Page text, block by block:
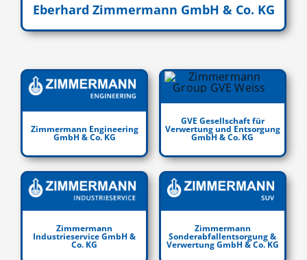
Eberhard Zimmermann GmbH & Co. KG
Zimmermann Engineering
GmbH & Co. KG
GVE Gesellschaft für
Verwertung und Entsorgung
GmbH & Co. KG
Zimmermann
Industrieservice GmbH &
Co. KG
Zimmermann
Sonderabfallentsorgung &
Verwertung GmbH & Co. KG